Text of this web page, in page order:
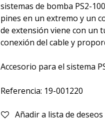
sistemas de bomba PS2-
pines en un extremo y un
de extensión viene con un
conexión del cable y
Accesorio para el sistema
Referencia: 19-001220
Añadir a lista de deseos